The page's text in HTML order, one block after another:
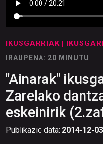
IKUSGARRIAK |
IRAUPENA: 20 MINUTU
"Ainarak"
Zarelako
eskeinirik
Publikazio data: 2014-12-03